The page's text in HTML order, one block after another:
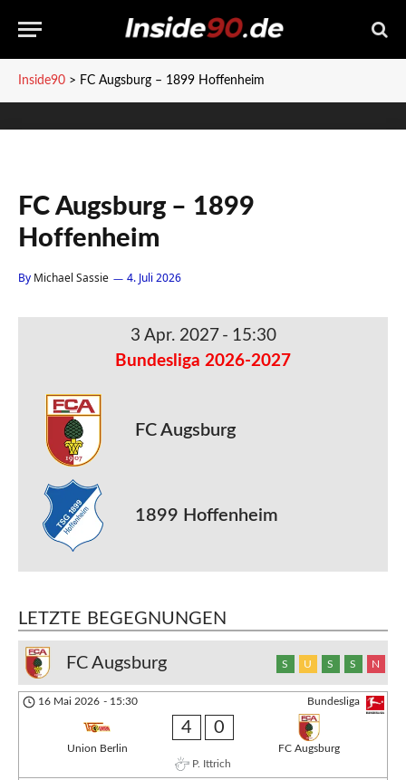
Inside90 > FC Augsburg – 1899 Hoffenheim
FC Augsburg – 1899
Hoffenheim
By Michael Sassie 4. Juli 2026
3 Apr. 2027 - 15:30
Bundesliga 2026-2027
FC Augsburg
1899 Hoffenheim
LETZTE BEGEGNUNGEN
FC Augsburg S U S S N
Bundesliga
16 Mai 2026 - 15:30
Union Berlin
4 0
FC Augsburg
P. Ittrich